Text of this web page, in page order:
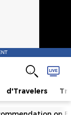
d'Travelers